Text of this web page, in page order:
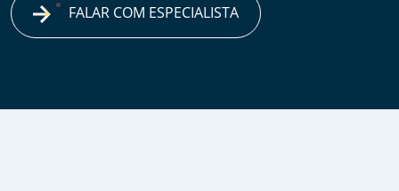
FALAR COM ESPECIALISTA